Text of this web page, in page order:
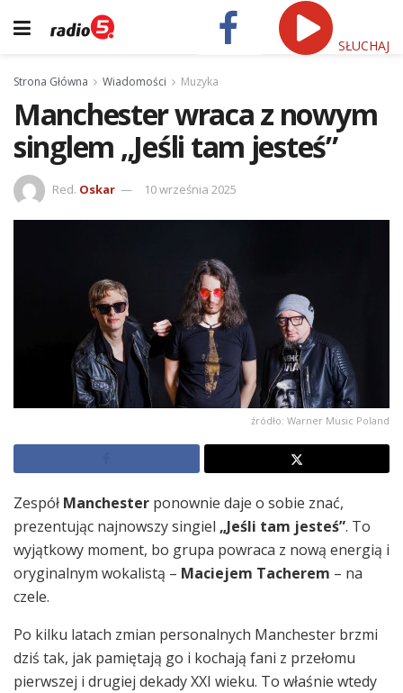
SŁUCHAJ
Strona Główna Wiadomości Muzyka
Manchester wraca z nowym
singlem „Jeśli tam jesteś”
Red. Oskar 10 września 2025
źródło: Warner Music Poland
Zespół Manchester ponownie daje o sobie znać,
prezentując najnowszy singiel „Jeśli tam jesteś”. To
wyjątkowy moment, bo grupa powraca z nową energią i
oryginalnym wokalistą – Maciejem Tacherem – na
czele.
Po kilku latach zmian personalnych Manchester brzmi
dziś tak, jak pamiętają go i kochają fani z przełomu
pierwszej i drugiej dekady XXI wieku. To właśnie wtedy